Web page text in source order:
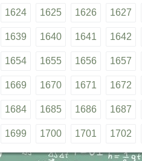
1624 1625 1626 1627
1639 1640 1641 1642
1654 1655 1656 1657
1669 1670 1671 1672
1684 1685 1686 1687
1699 1700 1701 1702